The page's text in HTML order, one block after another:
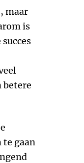
maar
is
betere
te gaan